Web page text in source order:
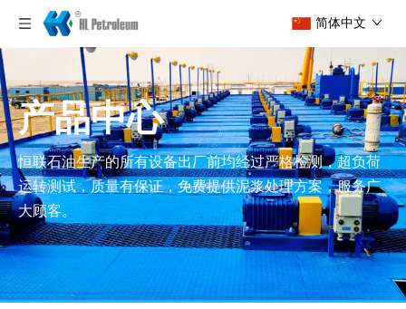
简体中文
产品中心
恒联石油生产的所有设备出厂前均经过严格检测，超负荷
运转测试，质量有保证，免费提供泥浆处理方案，服务广
大顾客。